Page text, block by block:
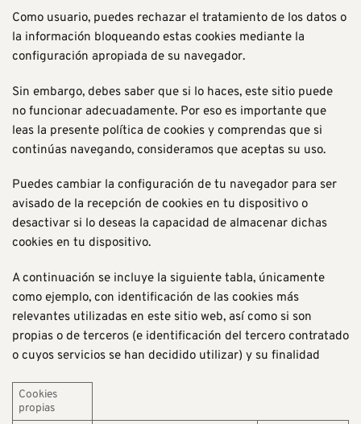
Como usuario, puedes rechazar el tratamiento de los datos o
la información bloqueando estas cookies mediante la
configuración apropiada de su navegador.
Sin embargo, debes saber que si lo haces, este sitio puede
no funcionar adecuadamente. Por eso es importante que
leas la presente política de cookies y comprendas que si
continúas navegando, consideramos que aceptas su uso.
Puedes cambiar la configuración de tu navegador para ser
avisado de la recepción de cookies en tu dispositivo o
desactivar si lo deseas la capacidad de almacenar dichas
cookies en tu dispositivo.
A continuación se incluye la siguiente tabla, únicamente
como ejemplo, con identificación de las cookies más
relevantes utilizadas en este sitio web, así como si son
propias o de terceros (e identificación del tercero contratado
o cuyos servicios se han decidido utilizar) y su finalidad
Cookies
propias